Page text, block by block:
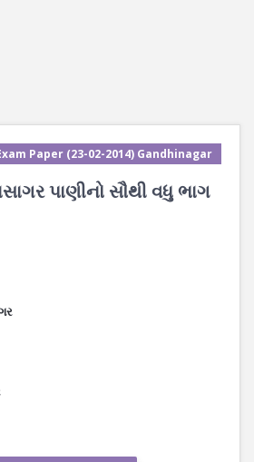
Paper (23-02-2014) Gandhinagar
પાણીનો સૌથી વધુ ભાગ